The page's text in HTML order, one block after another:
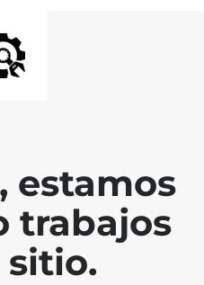
estamos
trabajos
sitio.